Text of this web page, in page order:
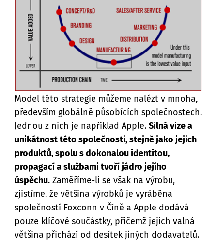
Model této strategie můžeme nalézt v mnoha,
především globálně působících společnostech.
Jednou z nich je například Apple. Silná vize a
unikátnost této společnosti, stejně jako jejich
produktů, spolu s dokonalou identitou,
propagací a službami tvoří jádro jejího
úspěchu. Zaměříme-li se však na výrobu,
zjistíme, že většina výrobků je vyráběna
společností Foxconn v Číně a Apple dodává
pouze klíčové součástky, přičemž jejich valná
většina přichází od desítek jiných dodavatelů.